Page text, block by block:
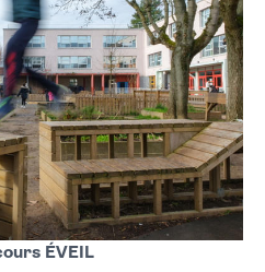
ÉVEIL